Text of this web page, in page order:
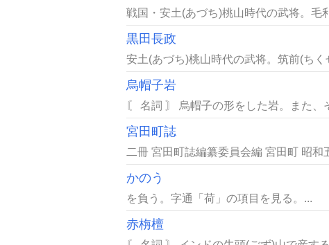
戦国・安土(あづち)桃山時代の武将。毛
黒田長政
安土(あづち)桃山時代の武将。筑前(ち
烏帽子岩
〘 名詞 〙 烏帽子の形をした岩。また
宮田町誌
二冊 宮田町誌編纂委員会編 宮田町 昭和
かのう
を負う。字通「荷」の項目を見る。...
赤栴檀